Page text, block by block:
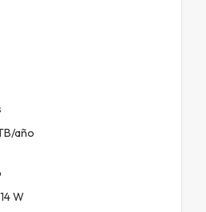
año
W